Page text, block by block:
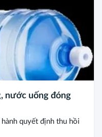
nước uống đóng
quyết định thu hồi